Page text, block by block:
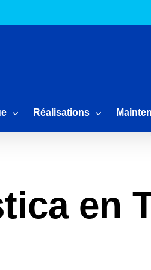
Réalisations
en